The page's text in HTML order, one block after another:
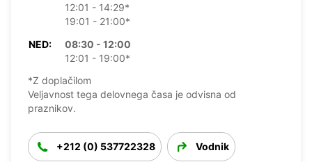
12:01 - 14:29*
19:01 - 21:00*
NED:
08:30 - 12:00
12:01 - 19:00*
*Z doplačilom
Veljavnost tega delovnega časa je odvisna od
praznikov.
+212 (0) 537722328 Vodnik